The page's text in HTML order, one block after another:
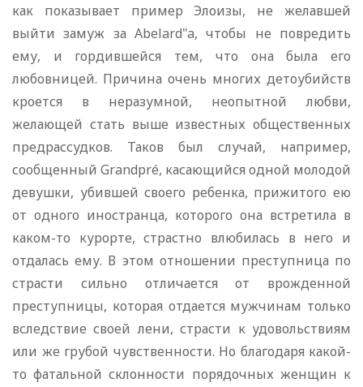
как показывает пример Элоизы, не желавшей
выйти замуж за Abelard"a, чтобы не повредить
ему, и гордившейся тем, что она была его
любовницей. Причина очень многих детоубийств
кроется в неразумной, неопытной любви,
желающей стать выше известных общественных
предрассудков. Таков был случай, например,
сообщенный Grandpré, касающийся одной молодой
девушки, убившей своего ребенка, прижитого ею
от одного иностранца, которого она встретила в
каком-то курорте, страстно влюбилась в него и
отдалась ему. В этом отношении преступница по
страсти сильно отличается от врожденной
преступницы, которая отдается мужчинам только
вследствие своей лени, страсти к удовольствиям
или же грубой чувственности. Но благодаря какой-
то фатальной склонности порядочных женщин к